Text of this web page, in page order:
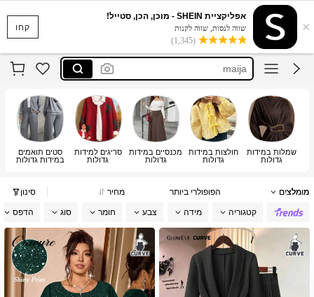
קחו ×
אפליקציית SHEIN - מוכן, הכן, סטייל!
שווה לנסות, שווה לקנות
(1,345)
musera
motf
maija
dazy curve
musera
motf
שמלות במידות
גדולות
חולצות במידות
גדולות
מכנסיים במידות
גדולות
סריגים למידות
גדולות
סטים תואמים
במידות גדולות
מומלצים הפופולרי ביותר מחיר סינון
קטגוריה מידה צבע חומר סוג הדפס